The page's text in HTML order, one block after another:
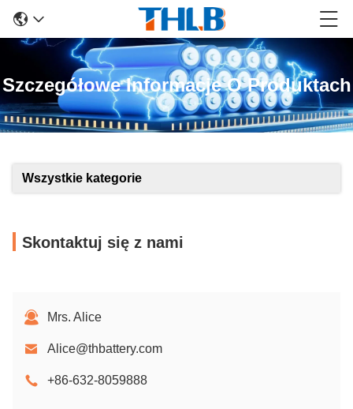
Szczegółowe Informacje O Produktach
Wszystkie kategorie
Skontaktuj się z nami
Mrs. Alice
Alice@thbattery.com
+86-632-8059888